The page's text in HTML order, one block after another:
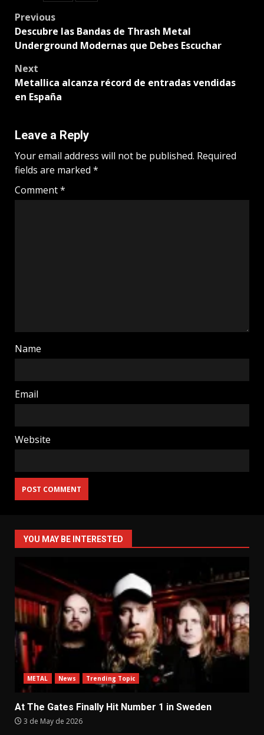
Post
navigation
Previous
Descubre las Bandas de Thrash Metal
Underground Modernas que Debes Escuchar
Next
Metallica alcanza récord de entradas vendidas
en España
Leave a Reply
Your email address will not be published. Required
fields are marked *
Comment*
Name
Email
Website
YOU MAY BE INTERESTED
METAL News Trending Topic
At The Gates Finally Hit Number 1 in Sweden
3 de May de 2026